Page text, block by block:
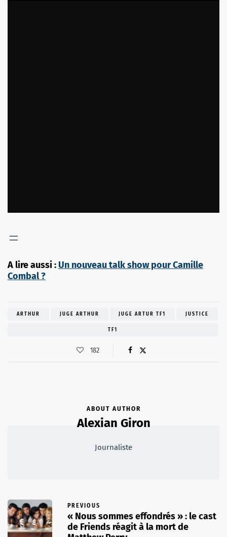
A lire aussi : Un nouveau talk show pour Camille
Combal ?
ARTHUR JUGE ARTHUR JUGE ARTUR TF1 JUSTICE
TF1
182
ABOUT AUTHOR
Alexian Giron
Journaliste
PREVIOUS
« Nous sommes effondrés » : le cast
de Friends réagit à la mort de